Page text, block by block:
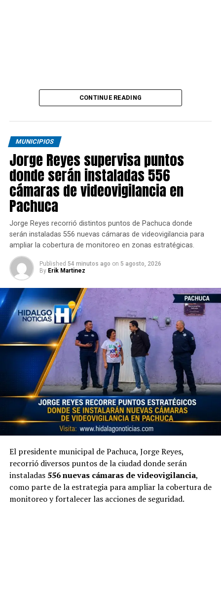
CONTINUE READING
MUNICIPIOS
Jorge Reyes supervisa puntos
donde serán instaladas 556
cámaras de videovigilancia en
Pachuca
Jorge Reyes recorrió distintos puntos de Pachuca donde
serán instaladas 556 nuevas cámaras de videovigilancia para
ampliar la cobertura de monitoreo en zonas estratégicas.
Published 54 minutos ago on 5 agosto, 2026
By Erik Martinez
El presidente municipal de Pachuca, Jorge Reyes,
recorrió diversos puntos de la ciudad donde serán
instaladas 556 nuevas cámaras de videovigilancia,
como parte de la estrategia para ampliar la cobertura de
monitoreo y fortalecer las acciones de seguridad.